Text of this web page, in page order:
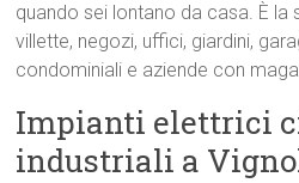
quando sei lontano da casa. È la
villette, negozi, uffici, giardini,
condominiali e aziende con
Impianti elettrici
industriali a